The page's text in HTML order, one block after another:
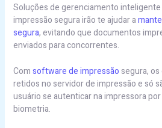
Soluções de gerenciamento
impressão segura irão te ajudar a
segura, evitando que documentos
enviados para concorrentes.
Comsoftware de impressão segura,
retidos no servidor de impressão e só
usuário se autenticar na impressora
biometria.